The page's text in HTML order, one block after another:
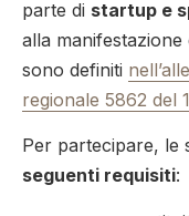
parte di startup e
alla
sono definiti
regionale 5862 del
Per partecipare, le
seguenti requisiti: